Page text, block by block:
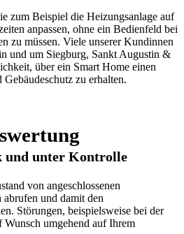
zum Beispiel die Heizungsanlage auf
anpassen, ohne ein Bedienfeld bei
zu müssen. Viele unserer Kundinnen
und um Siegburg, Sankt Augustin &
über ein Smart Home einen
zu erhalten.
und unter Kontrolle
von angeschlossenen
und damit den
Störungen, beispielsweise bei der
umgehend auf Ihrem